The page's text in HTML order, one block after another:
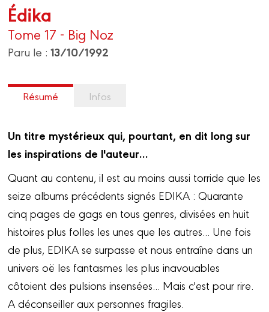
Édika
Tome 17 - Big Noz
Paru le :13/10/1992
Résumé Infos
Un titre mystérieux qui, pourtant, en dit long sur
les inspirations de l'auteur…
Quant au contenu, il est au moins aussi torride que les
seize albums précédents signés EDIKA : Quarante
cinq pages de gags en tous genres, divisées en huit
histoires plus folles les unes que les autres... Une fois
de plus, EDIKA se surpasse et nous entraîne dans un
univers oë les fantasmes les plus inavouables
côtoient des pulsions insensées... Mais c'est pour rire.
A déconseiller aux personnes fragiles.